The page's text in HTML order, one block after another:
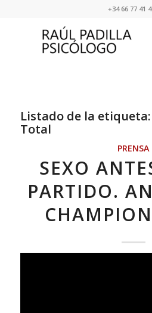
+34 66 77 41
Listado de la etiqueta:
Total
PRENSA
SEXO
PARTIDO.